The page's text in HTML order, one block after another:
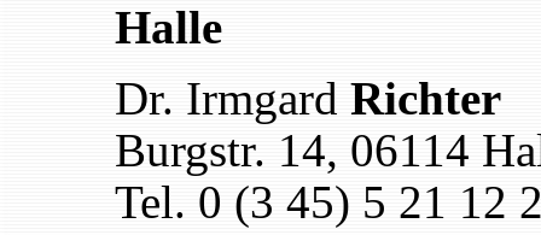
Halle
Dr. Irmgard Richter
Burgstr. 14, 06114
Tel. 0 (3 45) 5 21 12